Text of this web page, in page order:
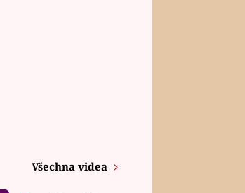
Všechna videa